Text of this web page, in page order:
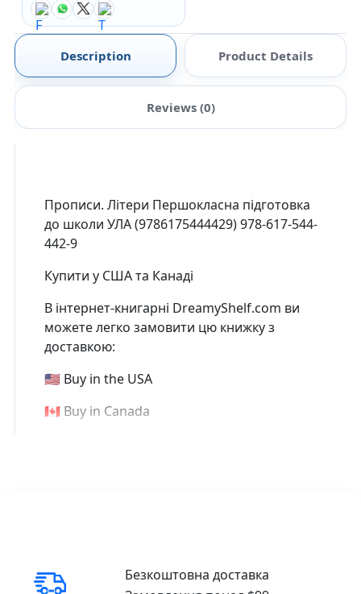
Description Product Details
Reviews (0)
Прописи. Літери Першокласна підготовка
до школи УЛА (9786175444429) 978-617-544-
442-9
Купити у США та Канаді
В інтернет-книгарні DreamyShelf.com ви
можете легко замовити цю книжку з
доставкою:
🇺🇸 Buy in the USA
🇨🇦 Buy in Canada
Безкоштовна доставка